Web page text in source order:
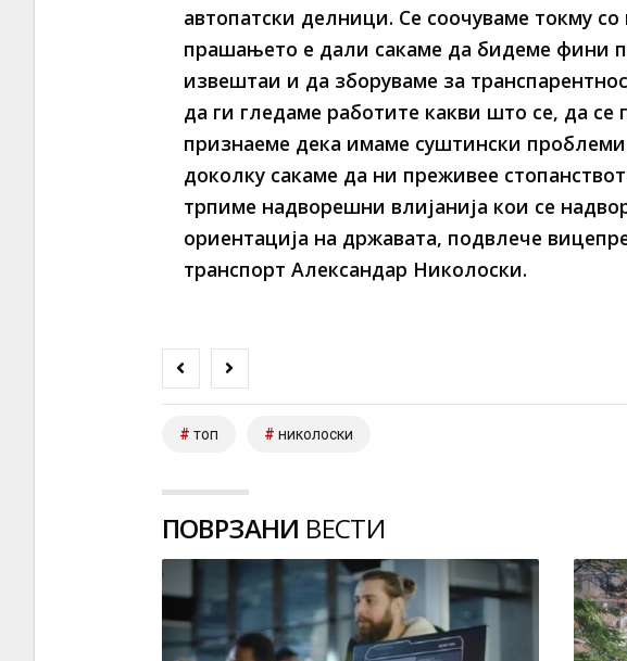
автопатски делници. Се соочуваме токму
прашањето е дали сакаме да бидеме фини
извештаи и да зборуваме за
да ги гледаме работите какви што се, да
признаеме дека имаме суштински
доколку сакаме да ни преживее
трпиме надворешни влијанија кои се
ориентација на државата, подвлече
транспорт Александар Николоски.
топ николоски
ПОВРЗАНИ ВЕСТИ